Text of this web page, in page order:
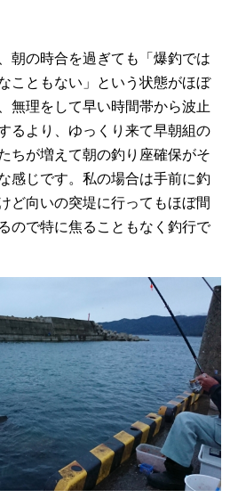
朝の時合を過ぎても「爆釣では
こともない」という状態がほぼ
無理をして早い時間帯から波止
るより、ゆっくり来て早朝組の
ちが増えて朝の釣り座確保がそ
感じです。私の場合は手前に釣
ど向いの突堤に行ってもほぼ間
ので特に焦ることもなく釣行で